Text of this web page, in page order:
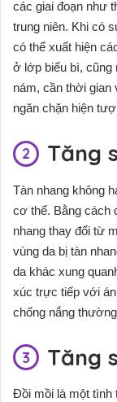
các giai đoạn như
trung niên. Khi có
có thể xuất hiện
ở lớp biểu bì, cũng
nám, cần thời gian
ngăn chặn hiện
Tăng
Tàn nhang không
cơ thể. Bằng cách
nhang thay đổi từ
vùng da bị tàn
da khác xung
xúc trực tiếp với
chống nắng
Tăng
Đồi mồi là một tình